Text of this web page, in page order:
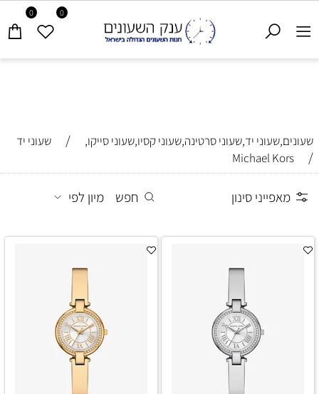
0 0
שעונים,שעוני יד,שעוני סרטינה,שעוני קסיו,שעוני סייקו, / שעוני יד
/
Michael Kors
מאפייני סינון חפש מיון לפי